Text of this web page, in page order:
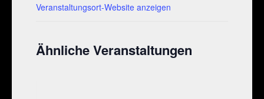
Veranstaltungsort-Website anzeigen
Ähnliche Veranstaltungen